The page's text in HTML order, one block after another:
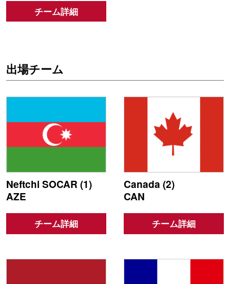
チーム詳細
出場チーム
Neftchi SOCAR (1)
AZE
チーム詳細
Canada (2)
CAN
チーム詳細